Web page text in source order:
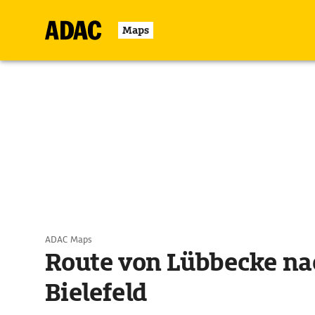
Maps
ADAC Maps
Route von Lübbecke
Bielefeld